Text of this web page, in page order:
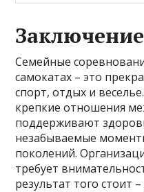
Заключение
Семейные
самокатах – это
спорт, отдых и
крепкие отношения
поддерживают
незабываемые
поколений.
требует
результат того стоит